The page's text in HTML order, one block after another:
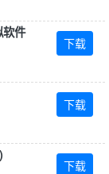
件
下载
下载
下载